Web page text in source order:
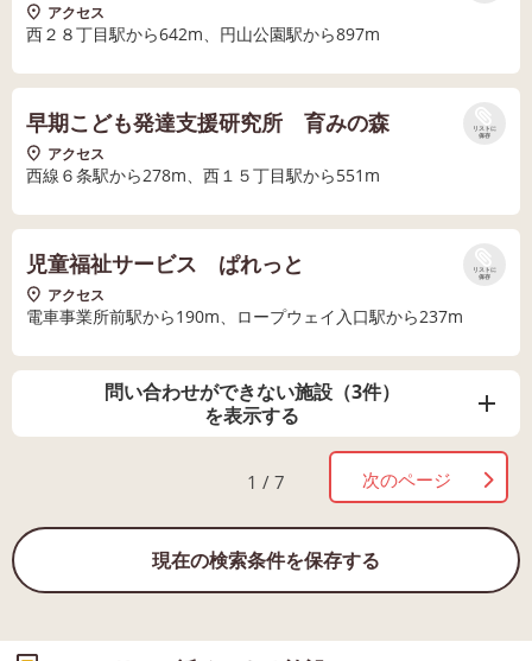
アクセス
西２８丁目駅から642m、円山公園駅から897m
リストに
保存
早期こども発達支援研究所 育みの森
アクセス
西線６条駅から278m、西１５丁目駅から551m
リストに
保存
児童福祉サービス ぱれっと
アクセス
電車事業所前駅から190m、ロープウェイ入口駅から237m
問い合わせができない施設（3件）
を表示する
1 / 7 次のページ
現在の検索条件を保存する